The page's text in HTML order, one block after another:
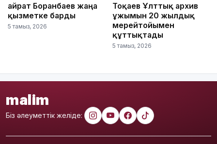
Қайрат Боранбаев жаңа
қызметке барды
5 тамыз, 2026
Тоқаев Ұлттық архив
ұжымын 20 жылдық
мерейтойымен
құттықтады
5 тамыз, 2026
malim
Біз әлеуметтік желіде: